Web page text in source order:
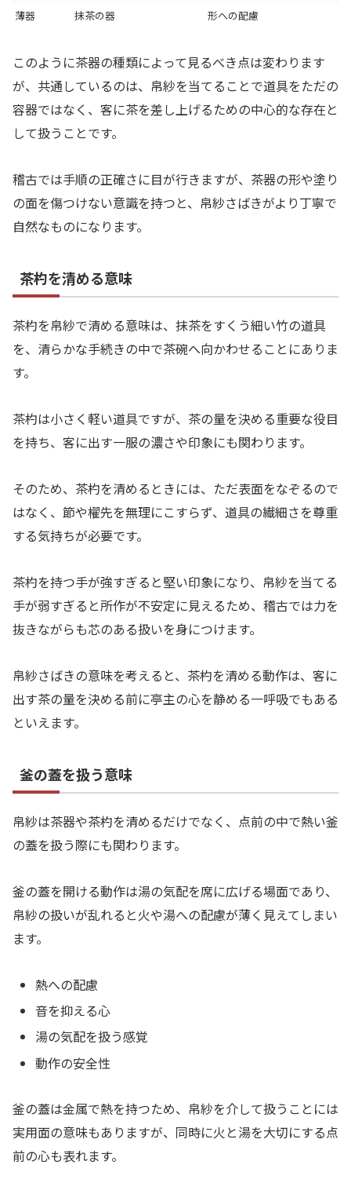
薄器
抹茶の器 形への配慮
このように茶器の種類によって見るべき点は変わります
が、共通しているのは、帛紗を当てることで道具をただの
容器ではなく、客に茶を差し上げるための中心的な存在と
して扱うことです。
稽古では手順の正確さに目が行きますが、茶器の形や塗り
の面を傷つけない意識を持つと、帛紗さばきがより丁寧で
自然なものになります。
茶杓を清める意味
茶杓を帛紗で清める意味は、抹茶をすくう細い竹の道具
を、清らかな手続きの中で茶碗へ向かわせることにありま
す。
茶杓は小さく軽い道具ですが、茶の量を決める重要な役目
を持ち、客に出す一服の濃さや印象にも関わります。
そのため、茶杓を清めるときには、ただ表面をなぞるので
はなく、節や櫂先を無理にこすらず、道具の繊細さを尊重
する気持ちが必要です。
茶杓を持つ手が強すぎると堅い印象になり、帛紗を当てる
手が弱すぎると所作が不安定に見えるため、稽古では力を
抜きながらも芯のある扱いを身につけます。
帛紗さばきの意味を考えると、茶杓を清める動作は、客に
出す茶の量を決める前に亭主の心を静める一呼吸でもある
といえます。
釜の蓋を扱う意味
帛紗は茶器や茶杓を清めるだけでなく、点前の中で熱い釜
の蓋を扱う際にも関わります。
釜の蓋を開ける動作は湯の気配を席に広げる場面であり、
帛紗の扱いが乱れると火や湯への配慮が薄く見えてしまい
ます。
熱への配慮
音を抑える心
湯の気配を扱う感覚
動作の安全性
釜の蓋は金属で熱を持つため、帛紗を介して扱うことには
実用面の意味もありますが、同時に火と湯を大切にする点
前の心も表れます。